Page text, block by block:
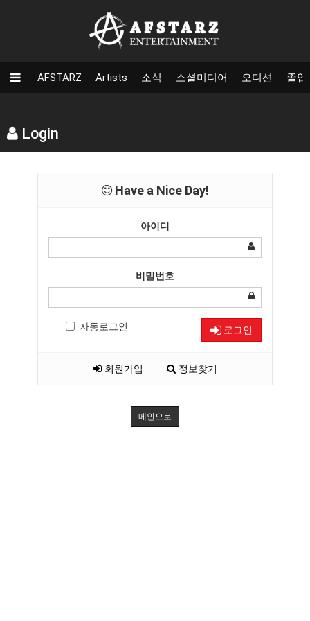
AFSTARZ Artists 소식 소셜미디어 오디션 졸업
Login
Have a Nice Day!
아이디
비밀번호
자동로그인 로그인
회원가입 정보찾기
메인으로